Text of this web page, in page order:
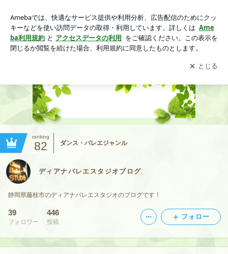
アプリをダウンロードして ブログの更新通知
を受け取りまし
ょう。
開く
ranking
82 ダンス・バレエジャンル
ディアナバレエスタジオブログ
静岡県藤枝市のディアナバレエスタジオのブログです！
39
フォロワー
446
投稿
フォロー